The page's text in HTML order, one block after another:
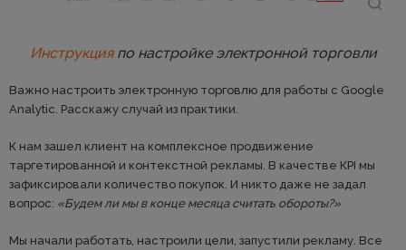
Инструкцияпо настройке электронной торговли
Важно настроить электронную торговлю для работы с Google
Analytic. Расскажу случай из практики.
К нам зашел клиент на комплексное продвижение
таргетированной и контекстной рекламы. В качестве КРI мы
зафиксировали количество покупок. И никто даже не задал
вопрос: «Будем ли мы в конце месяца считать обороты?»
Мы начали работать, настроили цели, запустили рекламу. Все